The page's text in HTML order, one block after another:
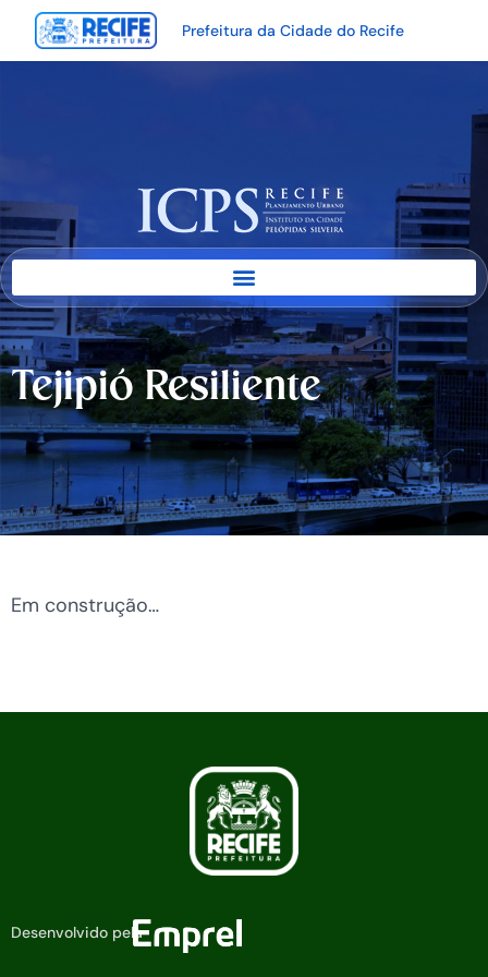
Prefeitura da Cidade do Recife
Tejipió Resiliente
Em construção…
Desenvolvido pela